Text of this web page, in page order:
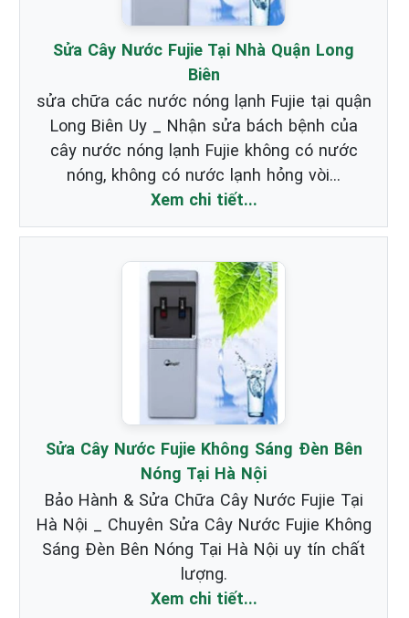
Sửa Cây Nước Fujie Tại Nhà Quận Long
Biên
sửa chữa các nước nóng lạnh Fujie tại quận
Long Biên Uy _ Nhận sửa bách bệnh của
cây nước nóng lạnh Fujie không có nước
nóng, không có nước lạnh hỏng vòi...
Xem chi tiết...
Sửa Cây Nước Fujie Không Sáng Đèn Bên
Nóng Tại Hà Nội
Bảo Hành & Sửa Chữa Cây Nước Fujie Tại
Hà Nội _ Chuyên Sửa Cây Nước Fujie Không
Sáng Đèn Bên Nóng Tại Hà Nội uy tín chất
lượng.
Xem chi tiết...